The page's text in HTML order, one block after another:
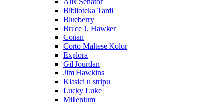
Alix Senator
Biblioteka Tardi
Blueberry
Bruce J. Hawker
Conan
Corto Maltese Kolor
Explora
Gil Jourdan
Jim Hawkins
Klasici u stripu
Lucky Luke
Millenium